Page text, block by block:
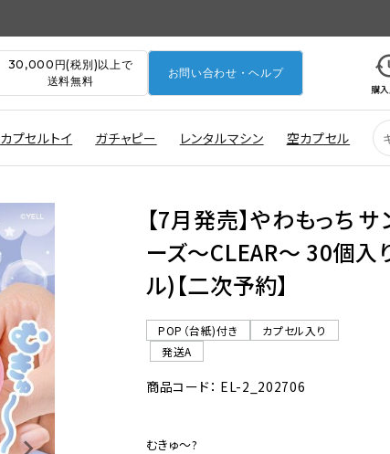
30,000円(税別)以上で
送料無料
お問い合わせ・ヘルプ
購
カプセルトイ ガチャピー レンタルマシン 空カプセル
【7月発売】やわもっち
ーズ〜CLEAR〜 30個入
ル)【二次予約】
POP（台紙)付き
カプセル入り
発送A
商品コード： EL-2_202706
むきゅ〜?